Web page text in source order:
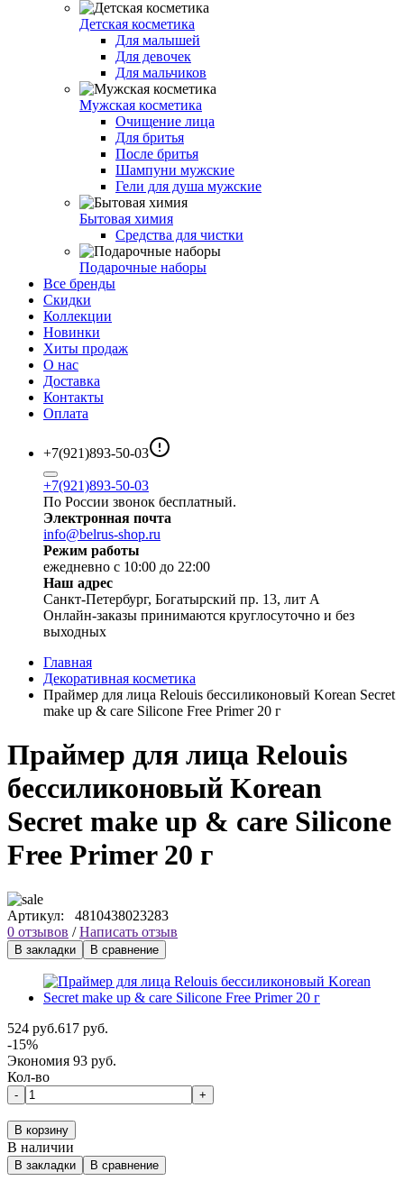
Детская косметика
Для малышей
Для девочек
Для мальчиков
Мужская косметика
Очищение лица
Для бритья
После бритья
Шампуни мужские
Гели для душа мужские
Бытовая химия
Средства для чистки
Подарочные наборы
Все бренды
Скидки
Коллекции
Новинки
Хиты продаж
О нас
Доставка
Контакты
Оплата
+7(921)893-50-03
+7(921)893-50-03
По России звонок бесплатный.
Электронная почта
info@belrus-shop.ru
Режим работы
ежедневно с 10:00 до 22:00
Наш адрес
Санкт-Петербург, Богатырский пр. 13, лит А
Онлайн-заказы принимаются круглосуточно и без
выходных
Главная
Декоративная косметика
Праймер для лица Relouis бессиликоновый Korean Secret
make up & care Silicone Free Primer 20 г
Праймер для лица Relouis
бессиликоновый Korean
Secret make up & care Silicone
Free Primer 20 г
Артикул: 4810438023283
0 отзывов /Написать отзыв
В закладки В сравнение
524 руб.617 руб.
-15%
Экономия 93 руб.
Кол-во
- +
В корзину
В наличии
В закладки В сравнение